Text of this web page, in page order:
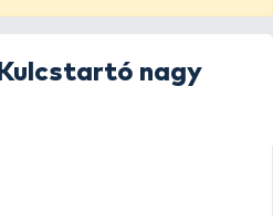
Kulcstartó nagy